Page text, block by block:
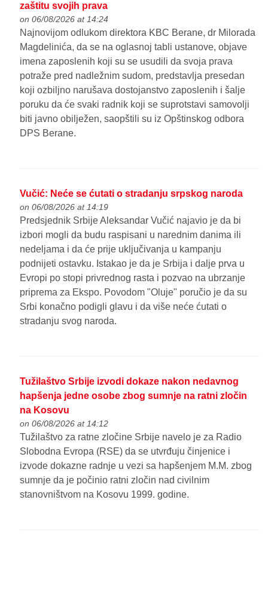
zaštitu svojih prava
on 06/08/2026 at 14:24
Najnovijom odlukom direktora KBC Berane, dr Milorada
Magdelinića, da se na oglasnoj tabli ustanove, objave
imena zaposlenih koji su se usudili da svoja prava
potraže pred nadležnim sudom, predstavlja presedan
koji ozbiljno narušava dostojanstvo zaposlenih i šalje
poruku da će svaki radnik koji se suprotstavi samovolji
biti javno obilježen, saopštili su iz Opštinskog odbora
DPS Berane.
Vučić: Neće se ćutati o stradanju srpskog naroda
on 06/08/2026 at 14:19
Predsjednik Srbije Aleksandar Vučić najavio je da bi
izbori mogli da budu raspisani u narednim danima ili
nedeljama i da će prije uključivanja u kampanju
podnijeti ostavku. Istakao je da je Srbija i dalje prva u
Evropi po stopi privrednog rasta i pozvao na ubrzanje
priprema za Ekspo. Povodom "Oluje" poručio je da su
Srbi konačno podigli glavu i da više neće ćutati o
stradanju svog naroda.
Tužilaštvo Srbije izvodi dokaze nakon nedavnog
hapšenja jedne osobe zbog sumnje na ratni zločin
na Kosovu
on 06/08/2026 at 14:12
Tužilaštvo za ratne zločine Srbije navelo je za Radio
Slobodna Evropa (RSE) da se utvrđuju činjenice i
izvode dokazne radnje u vezi sa hapšenjem M.M. zbog
sumnje da je počinio ratni zločin nad civilnim
stanovništvom na Kosovu 1999. godine.